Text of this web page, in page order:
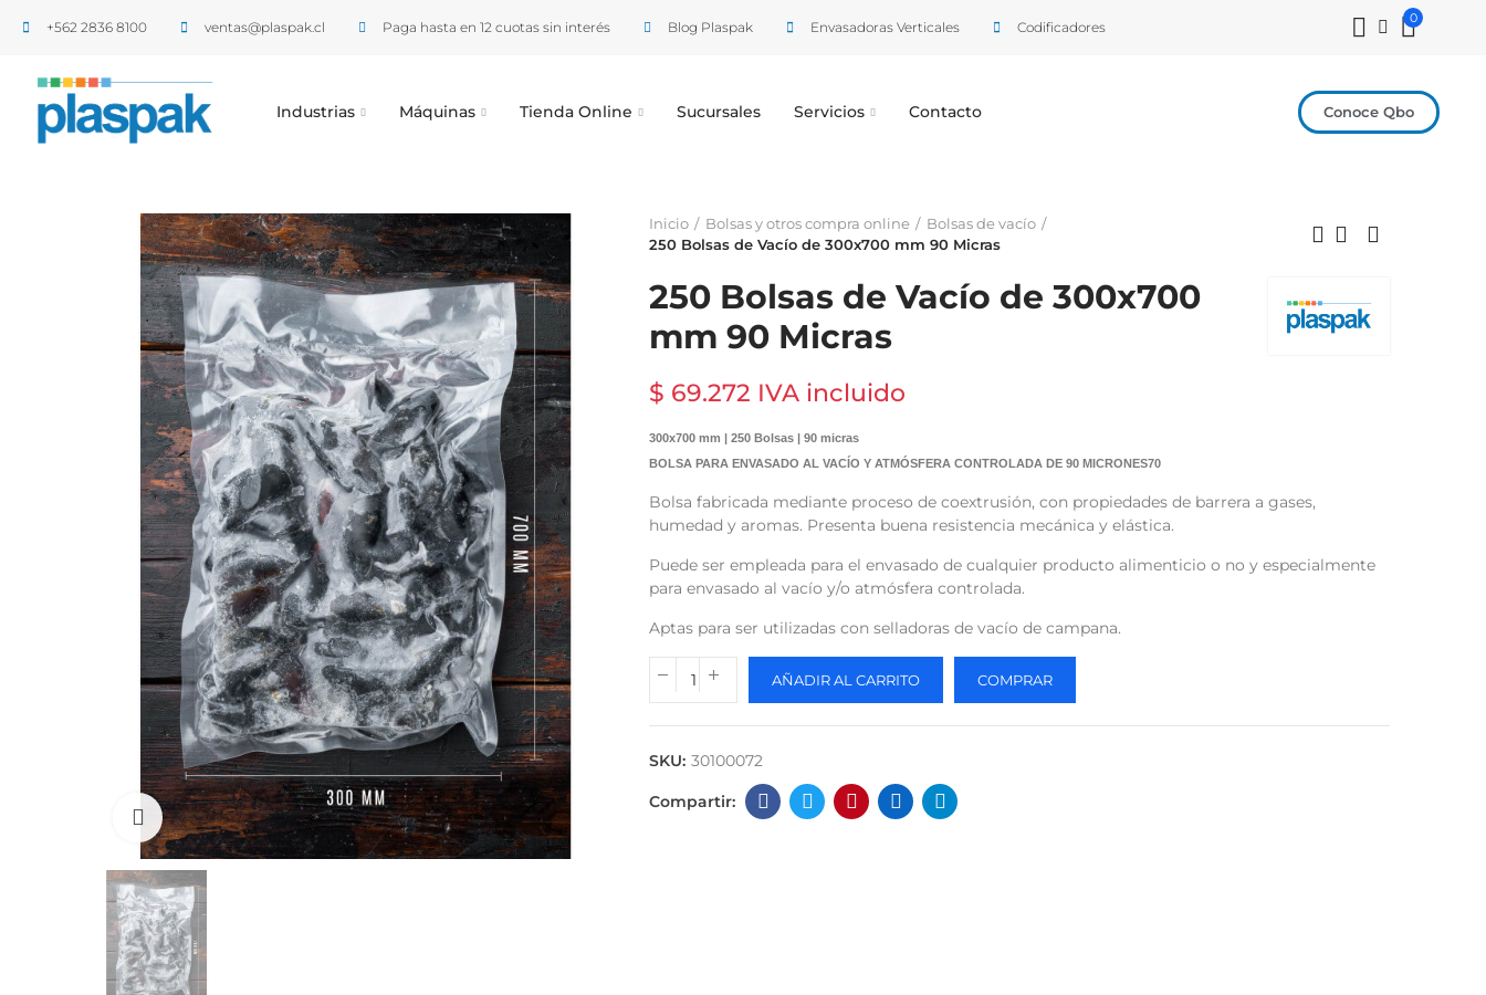
+562 2836 8100​ ventas@plaspak.cl Paga hasta en 12 cuotas sin interés Blog Plaspak Envasadoras Verticales Codificadores
0
Industrias Máquinas Tienda Online Sucursales Servicios Contacto Conoce Qbo
Click to enlarge
Inicio Bolsas y otros compra online
Bolsas de vacío
250 Bolsas de Vacío de 300x700 mm 90 Micras
250 Bolsas de Vacío de 300x700
mm 90 Micras
$ 69.272 IVA incluido
300x700 mm | 250 Bolsas | 90 micras
BOLSA PARA ENVASADO AL VACÍO Y ATMÓSFERA CONTROLADA DE 90 MICRONES70
Bolsa fabricada mediante proceso de coextrusión, con propiedades de barrera a gases,
humedad y aromas. Presenta buena resistencia mecánica y elástica.
Puede ser empleada para el envasado de cualquier producto alimenticio o no y especialmente
para envasado al vacío y/o atmósfera controlada.
Aptas para ser utilizadas con selladoras de vacío de campana.
AÑADIR AL CARRITO COMPRAR
SKU: 30100072